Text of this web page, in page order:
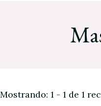
Mostrando: 1 - 1 de 1